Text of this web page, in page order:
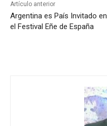
Artículo anterior
Argentina es País Invitado en
el Festival Eñe de España